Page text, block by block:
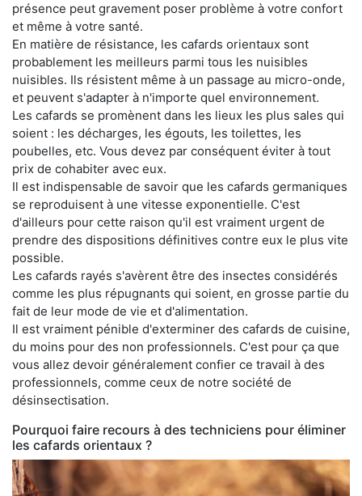
présence peut gravement poser problème à votre confort
et même à votre santé.
En matière de résistance, les cafards orientaux sont
probablement les meilleurs parmi tous les nuisibles
nuisibles. Ils résistent même à un passage au micro-onde,
et peuvent s'adapter à n'importe quel environnement.
Les cafards se promènent dans les lieux les plus sales qui
soient : les décharges, les égouts, les toilettes, les
poubelles, etc. Vous devez par conséquent éviter à tout
prix de cohabiter avec eux.
Il est indispensable de savoir que les cafards germaniques
se reproduisent à une vitesse exponentielle. C'est
d'ailleurs pour cette raison qu'il est vraiment urgent de
prendre des dispositions définitives contre eux le plus vite
possible.
Les cafards rayés s'avèrent être des insectes considérés
comme les plus répugnants qui soient, en grosse partie du
fait de leur mode de vie et d'alimentation.
Il est vraiment pénible d'exterminer des cafards de cuisine,
du moins pour des non professionnels. C'est pour ça que
vous allez devoir généralement confier ce travail à des
professionnels, comme ceux de notre société de
désinsectisation.
Pourquoi faire recours à des techniciens pour éliminer
les cafards orientaux ?